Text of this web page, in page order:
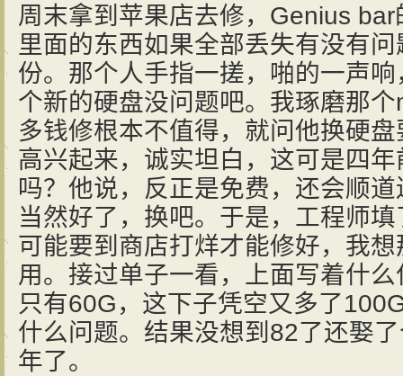
周末拿到苹果店去修，Genius
里面的东西如果全部丢失有没有
份。那个人手指一搓，啪的一声
个新的硬盘没问题吧。我琢磨那
多钱修根本不值得，就问他换硬
高兴起来，诚实坦白，这可是四
吗？他说，反正是免费，还会顺
当然好了，换吧。于是，工程师
可能要到商店打烊才能修好，我
用。接过单子一看，上面写着什
只有60G，这下子凭空又多了
什么问题。结果没想到82了还娶
年了。